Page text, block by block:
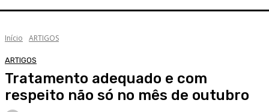
Início ARTIGOS
ARTIGOS
Tratamento adequado e com
respeito não só no mês de outubro